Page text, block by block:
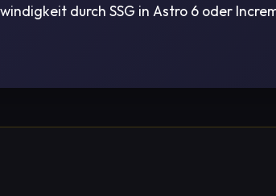
durch SSG in Astro 6 oder